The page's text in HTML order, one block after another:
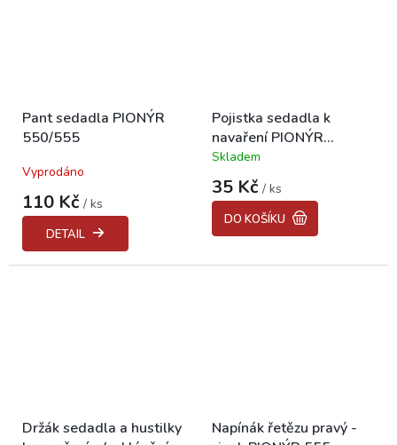
Pant sedadla PIONÝR
550/555
Vyprodáno
110 Kč / ks
DETAIL
Pojistka sedadla k
navaření PIONÝR
550/555
Průměrné
hodnocení
produktu
je
5,0
Skladem
35 Kč / ks
DO KOŠÍKU
Držák sedadla a hustilky
Napínák řetězu pravý -